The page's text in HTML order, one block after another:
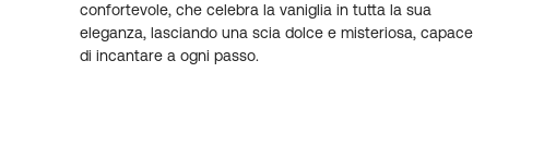
confortevole, che celebra la vaniglia in tutta la sua
eleganza, lasciando una scia dolce e misteriosa, capace
di incantare a ogni passo.